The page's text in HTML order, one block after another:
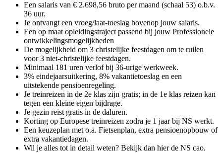
Een salaris van € 2.698,56 bruto per maand (schaal 53) o.b.v.
36 uur.
Je ontvangt een vroeg/laat-toeslag bovenop jouw salaris.
Een op maat opleidingstraject passend bij jouw Professionele
ontwikkelingsmogelijkheden
De mogelijkheid om 3 christelijke feestdagen om te ruilen
voor 3 niet-christelijke feestdagen.
Minimaal 181 uren verlof bij 36-urige werkweek.
3% eindejaarsuitkering, 8% vakantietoeslag en een
uitstekende pensioenregeling.
Je treinreizen in de 2e klas zijn gratis; in de 1e klas reizen kan
tegen een kleine eigen bijdrage.
Je gezin reist gratis in de daluren.
Korting op Europese treinreizen zodra je 1 jaar bij NS werkt.
Een keuzeplan met o.a. Fietsenplan, extra pensioenopbouw of
extra vakantiedagen.
Wil je alles tot in detail weten? Bekijk dan hier de NS cao.